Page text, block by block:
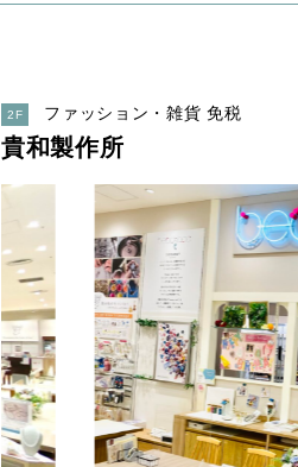
2F ファッション・雑貨 免税
貴和製作所